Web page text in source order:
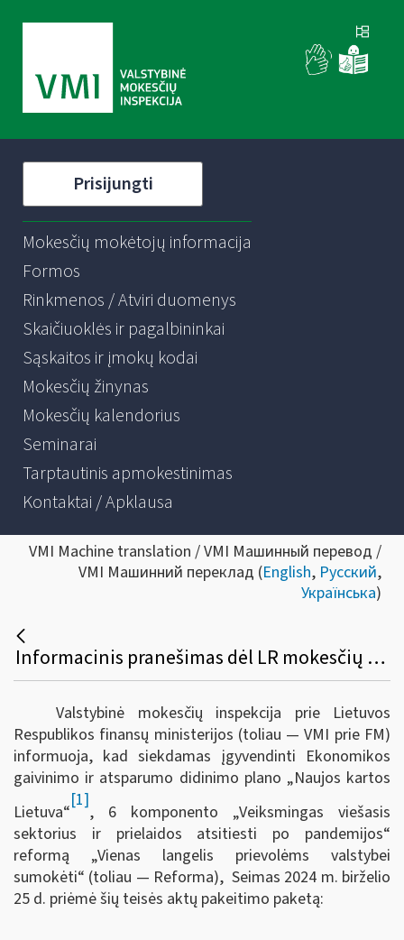
Prisijungti
Mokesčių mokėtojų informacija
Formos
Rinkmenos / Atviri duomenys
Skaičiuoklės ir pagalbininkai
Sąskaitos ir įmokų kodai
Mokesčių žinynas
Mokesčių kalendorius
Seminarai
Tarptautinis apmokestinimas
Kontaktai / Apklausa
VMI Machine translation / VMI Машинный перевод /
VMI Машинний переклад (English, Русский,
Українська)
Informacinis pranešimas dėl LR mokesčių administravimo įstatymo ir kitų teisės aktų pakeitimo
Valstybinė mokesčių inspekcija prie Lietuvos
Respublikos finansų ministerijos (toliau — VMI prie FM)
informuoja, kad siekdamas įgyvendinti Ekonomikos
gaivinimo ir atsparumo didinimo plano „Naujos kartos
Lietuva“
[1]
, 6 komponento „Veiksmingas viešasis
sektorius ir prielaidos atsitiesti po pandemijos“
reformą „Vienas langelis prievolėms valstybei
sumokėti“ (toliau — Reforma), Seimas 2024 m. birželio
25 d. priėmė šių teisės aktų pakeitimo paketą: